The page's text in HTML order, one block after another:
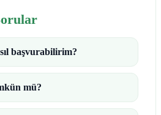
başvurabilirim?
mü?